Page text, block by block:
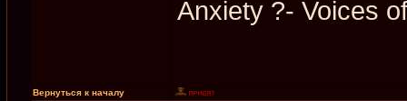
Anxiety ?- Voices
Вернуться к началу